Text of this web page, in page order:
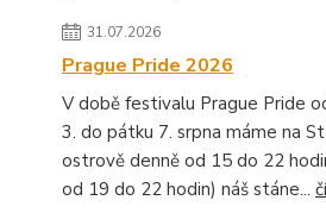
31.07.2026
Prague Pride 2026
V době festivalu Prague Pride
3. do pátku 7. srpna máme na
ostrově denně od 15 do 22
od 19 do 22 hodin) náš stáne...